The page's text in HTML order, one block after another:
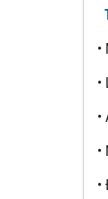
•
•
•
•